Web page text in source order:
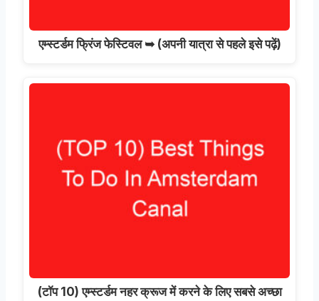
एम्स्टर्डम फ्रिंज फेस्टिवल ➥ (अपनी यात्रा से पहले इसे पढ़ें)
(टॉप 10) एम्स्टर्डम नहर क्रूज में करने के लिए सबसे अच्छा